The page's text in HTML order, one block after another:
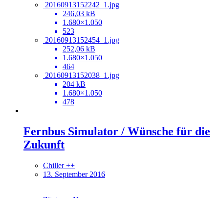
20160913152242_1.jpg
246,03 kB
1.680×1.050
523
20160913152454_1.jpg
252,06 kB
1.680×1.050
464
20160913152038_1.jpg
204 kB
1.680×1.050
478
Fernbus Simulator / Wünsche für die
Zukunft
Chiller ++
13. September 2016